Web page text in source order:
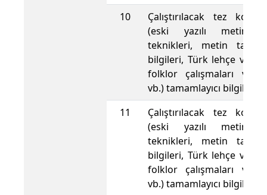
10
Çalıştırılacak tez
(eski yazılı
teknikleri, metin
bilgileri, Türk lehçe ve
folklor çalışmaları ve
vb.) tamamlayıcı bilgiler
11
Çalıştırılacak tez
(eski yazılı
teknikleri, metin
bilgileri, Türk lehçe ve
folklor çalışmaları ve
vb.) tamamlayıcı bilgiler